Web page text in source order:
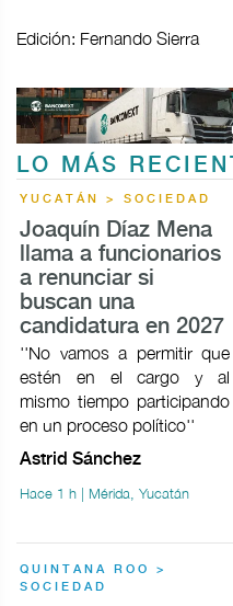
Edición: Fernando Sierra
LO MÁS
YUCATÁN > SOCIEDAD
Joaquín Díaz Mena
llama a funcionarios
a renunciar si
buscan una
candidatura en 2027
''No vamos a permitir que
estén en el cargo y al
mismo tiempo participando
en un proceso político''
Astrid Sánchez
Hace 1 h | Mérida, Yucatán
QUINTANA ROO >
SOCIEDAD